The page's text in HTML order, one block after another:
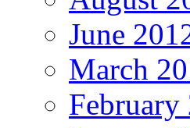
June
March
February